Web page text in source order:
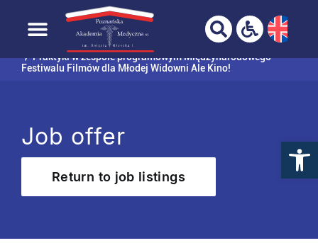
Skip to
YOUR BROWSER IS NOT FULLY SUPPORTED!
Home page Graduate
Job offers
Praktyki w zespole programowym Międzynarodowego
Festiwalu Filmów dla Młodej Widowni Ale Kino!
Job offer
Return to job listings